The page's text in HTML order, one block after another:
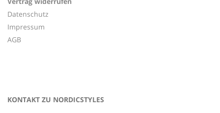
Datenschutz
Impressum
AGB
KONTAKT ZU NORDICSTYLES